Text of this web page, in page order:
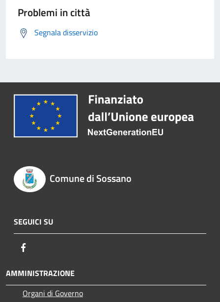
Problemi in città
Segnala disservizio
Comune di Sossano
SEGUICI SU
AMMINISTRAZIONE
Organi di Governo